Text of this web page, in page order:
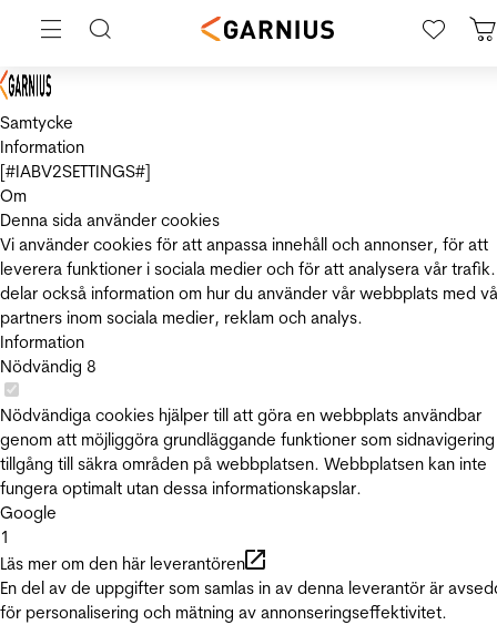
Samtycke
Information
[#IABV2SETTINGS#]
Om
Denna sida använder cookies
Vi använder cookies för att anpassa innehåll och annonser, för att
leverera funktioner i sociala medier och för att analysera vår
delar också information om hur du använder vår webbplats med
partners inom sociala medier, reklam och analys.
Information
Nödvändig 8
Nödvändiga cookies hjälper till att göra en webbplats användbar
genom att möjliggöra grundläggande funktioner som
tillgång till säkra områden på webbplatsen. Webbplatsen kan inte
fungera optimalt utan dessa informationskapslar.
Google
1
Läs mer om den här leverantören
En del av de uppgifter som samlas in av denna leverantör är
för personalisering och mätning av annonseringseffektivitet.